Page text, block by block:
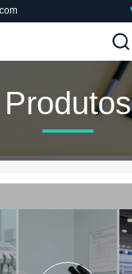
Produtos